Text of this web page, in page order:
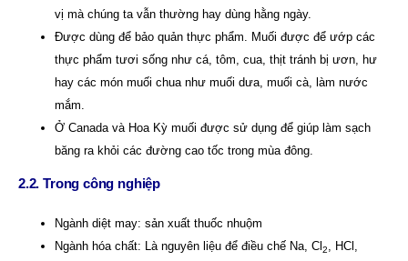
vị mà chúng ta vẫn thường hay dùng hằng ngày.
Được dùng để bảo quản thực phẩm. Muối được để ướp các
thực phẩm tươi sống như cá, tôm, cua, thịt tránh bị ươn, hư
hay các món muối chua như muối dưa, muối cà, làm nước
mắm.
Ở Canada và Hoa Kỳ muối được sử dụng để giúp làm sạch
băng ra khỏi các đường cao tốc trong mùa đông.
2.2. Trong công nghiệp
Ngành diệt may: sản xuất thuốc nhuộm
Ngành hóa chất: Là nguyên liệu để điều chế Na, Cl 2, HCl,